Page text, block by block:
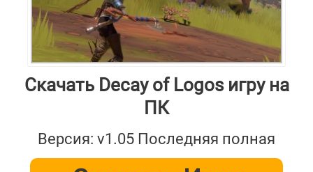
Скачать Decay of Logos игру на
ПК
Версия: v1.05 Последняя полная